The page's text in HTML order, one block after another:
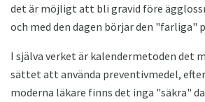
det är möjligt att bli gravid före
och med den dagen börjar den "farliga"
I själva verket är kalendermetoden det
sättet att använda preventivmedel,
moderna läkare finns det inga "säkra"